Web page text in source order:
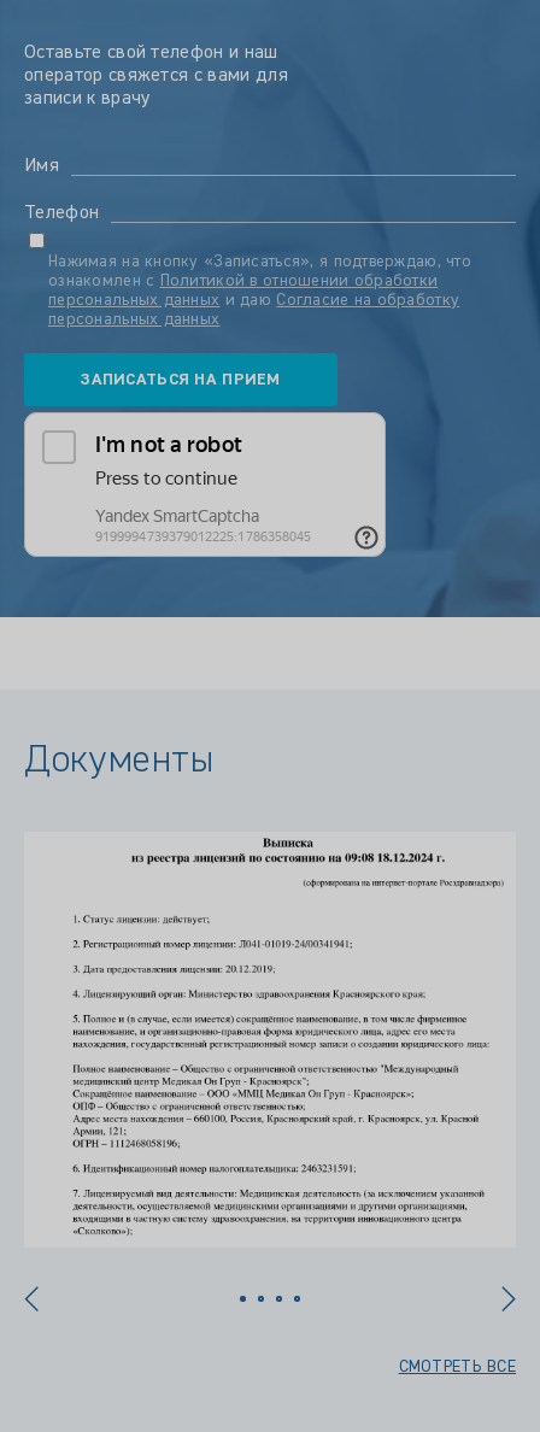
Оставьте свой телефон и наш
оператор свяжется с вами для
записи к врачу
Имя
Телефон
Нажимая на кнопку «Записаться», я подтверждаю, что
ознакомлен с
Политикой в отношении обработки
персональных данных и даю Согласие на обработку
персональных данных
Документы
СМОТРЕТЬ ВСЕ